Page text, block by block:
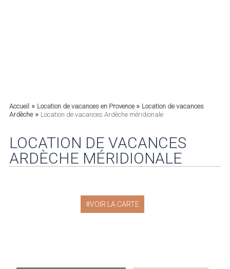
Accueil» Location de vacances en Provence » Location de vacances
Ardèche» Location de vacances Ardèche méridionale
LOCATION DE VACANCES
ARDÈCHE MÉRIDIONALE
VOIR LA CARTE